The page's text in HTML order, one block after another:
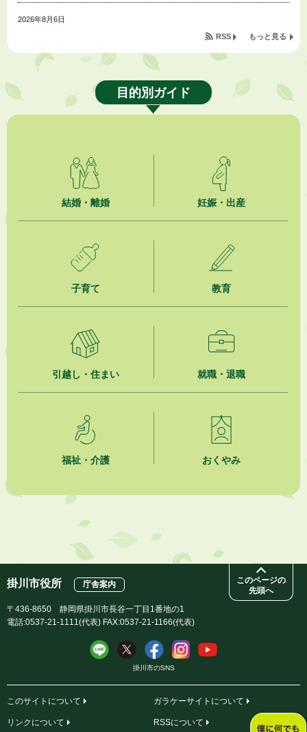
2026年8月6日
令和８年度公民館等（大東北公民館、大須賀中央公民館）講座のお知らせ
2026年8月6日
「お茶を知る・体験する講座」を開催します
2026年8月5日
掛川市広告入り窓口封筒無償提供者募集
市民の勇気ある応急手当に感謝状を贈呈しました
2026年8月4日
夏季休暇期間 開業医等診療予定
「水道カルテ」の公表について
【参加者募集】プロ棋士から学ぼう！はじめての将棋教室
もっと見る
RSS
目的別ガイド
結婚・離婚 妊娠・出産
子育て 教育
引越し・住まい 就職・退職
福祉・介護 おくやみ
このページの
先頭へ
掛川市役所 庁舎案内
〒436-8650 静岡県掛川市長谷一丁目1番地の1
電話:0537-21-1111(代表) FAX:0537-21-1166(代表)
掛川市のSNS
このサイトについて ガラケーサイトについて
リンクについて RSSについて